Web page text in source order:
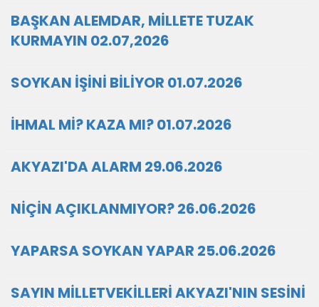
BAŞKAN ALEMDAR, MİLLETE TUZAK
KURMAYIN 02.07,2026
SOYKAN İŞİNİ BİLİYOR 01.07.2026
İHMAL Mİ? KAZA MI? 01.07.2026
AKYAZI'DA ALARM 29.06.2026
NİÇİN AÇIKLANMIYOR? 26.06.2026
YAPARSA SOYKAN YAPAR 25.06.2026
SAYIN MİLLETVEKİLLERİ AKYAZI'NIN SESİNİ